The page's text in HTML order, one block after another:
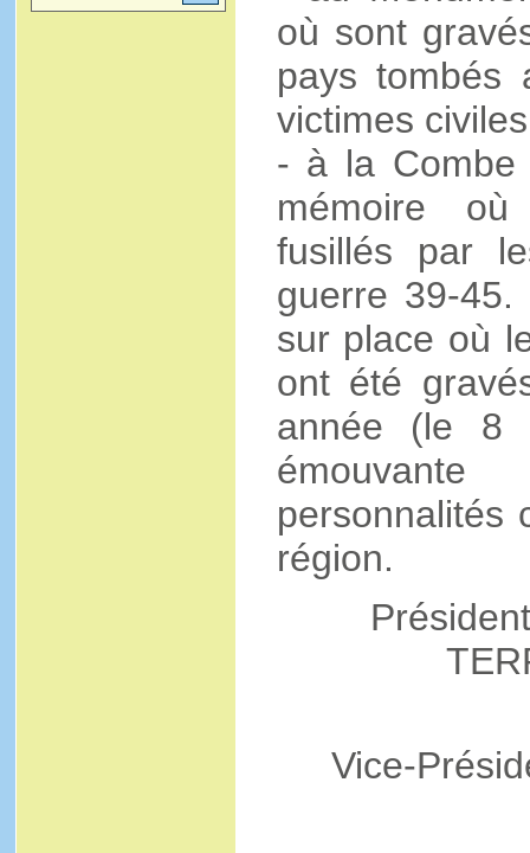
où sont
pays tombés
victimes
- à la Combe
mémoire
fusillés par
guerre 39-
sur place où
ont été
année (le 8
personnalités
région.
Vice-